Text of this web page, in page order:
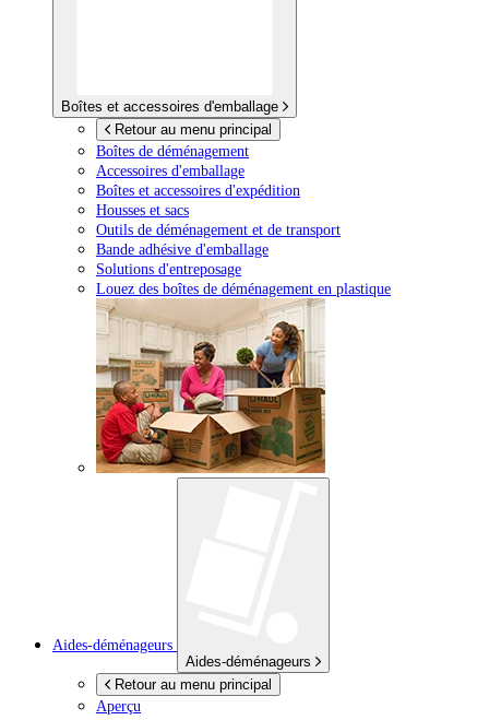
Boîtes et accessoires d'emballage
Retour au menu principal
Boîtes de déménagement
Accessoires d'emballage
Boîtes et accessoires d'expédition
Housses et sacs
Outils de déménagement et de transport
Bande adhésive d'emballage
Solutions d'entreposage
Louez des boîtes de déménagement en plastique
Aides-déménageurs
Aides-déménageurs
Retour au menu principal
Aperçu